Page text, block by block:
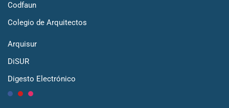
Codfaun
Colegio de Arquitectos
Arquisur
DiSUR
Digesto Electrónico